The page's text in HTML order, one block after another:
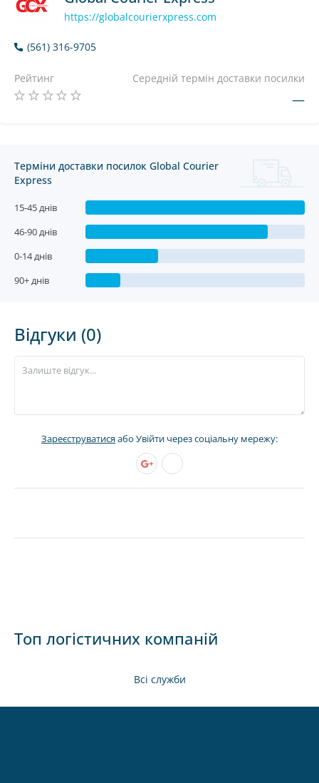
https://globalcourierxpress.com
(561) 316-9705
Рейтинг Середній термін доставки посилки
—
Терміни доставки посилок Global Courier
Express
15-45 днів
46-90 днів
0-14 днів
90+ днів
Відгуки (0)
Зареєструватисяабо Увійти через соціальну мережу:
Топ логістичних компаній
Всі служби